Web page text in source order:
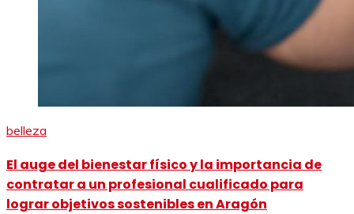
belleza
El auge del bienestar físico y la importancia de
contratar a un profesional cualificado para
lograr objetivos sostenibles en Aragón